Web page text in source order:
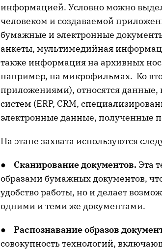
информацией. Условно можно
человеком и создаваемой
бумажные и электронные
анкеты, мультимедийная
также информация на архивных
например, на микрофильмах. Ко
приложениями), относятся
систем (ERP, CRM,
электронные данные, полученные
На этапе захвата используются
● Сканирование документов. Эта
образами бумажных документов,
удобство работы, но и делает
одними и теми же документами.
● Распознавание образов
совокупность технологий,